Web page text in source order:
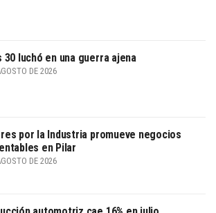
30 luchó en una guerra ajena
DE 2026
por la Industria promueve negocios
en Pilar
DE 2026